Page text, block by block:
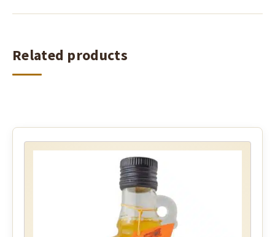
Related products